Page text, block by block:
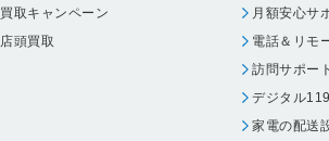
買取キャンペーン
店頭買取
月額安心サ
電話＆リモ
訪問サポート
デジタル119
家電の配送